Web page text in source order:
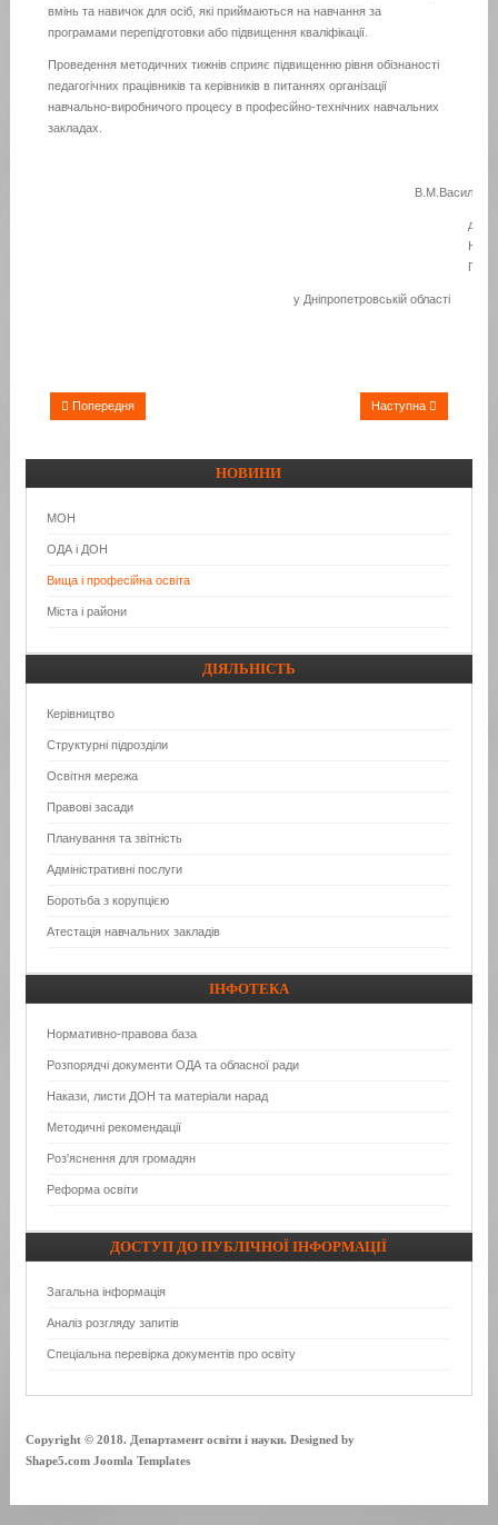
вмінь та навичок для осіб, які приймаються на навчання за
програмами перепідготовки або підвищення кваліфікації.
Проведення методичних тижнів сприяє підвищенню рівня обізнаності
педагогічних працівників та керівників в питаннях організації
навчально-виробничого процесу в професійно-технічних навчальних
закладах.
НМЦ
ПТО
у Дніпропетровській області
Попередня Наступна
НОВИНИ
МОН
ОДА і ДОН
Вища і професійна освіта
Міста і райони
ДІЯЛЬНІСТЬ
Керівництво
Структурні підрозділи
Освітня мережа
Правові засади
Планування та звітність
Адміністративні послуги
Боротьба з корупцією
Атестація навчальних закладів
ІНФОТЕКА
Нормативно-правова база
Розпорядчі документи ОДА та обласної ради
Накази, листи ДОН та матеріали нарад
Методичні рекомендації
Роз'яснення для громадян
Реформа освіти
ДОСТУПДО ПУБЛІЧНОЇ ІНФОРМАЦІЇ
Загальна інформація
Аналіз розгляду запитів
Спеціальна перевірка документів про освіту
Copyright © 2018. Департамент освіти і науки. Designed by
Shape5.com Joomla Templates